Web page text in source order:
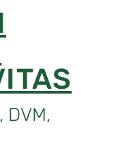
DVM,